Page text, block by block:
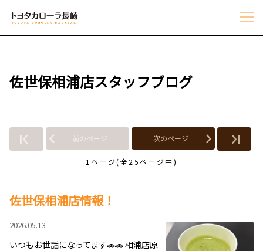
佐世保相浦店スタッフブログ
前のページ 次のページ
1ページ(全25ページ中)
佐世保相浦店情報！
2026.05.13
いつもお世話になってます🚗🚗 相浦店原